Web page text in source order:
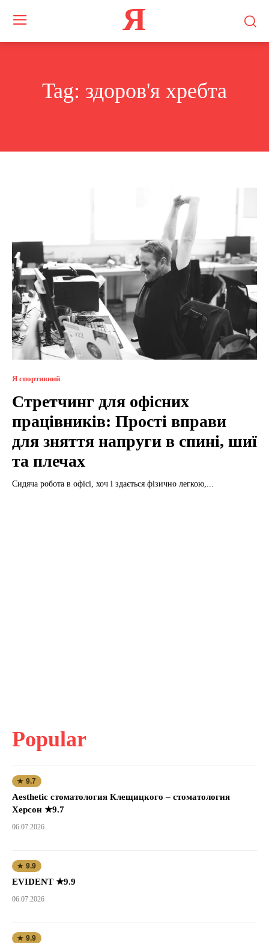
Я
Tag: здоров'я хребта
Я спортивний
Стретчинг для офісних
працівників: Прості вправи
для зняття напруги в спині, шиї
та плечах
Сидяча робота в офісі, хоч і здається фізично легкою,...
Popular
★ 9.7
Aesthetic стоматология Клещицкого – стоматология
Херсон ★9.7
06.07.2026
★ 9.9
EVIDENT ★9.9
06.07.2026
★ 9.9